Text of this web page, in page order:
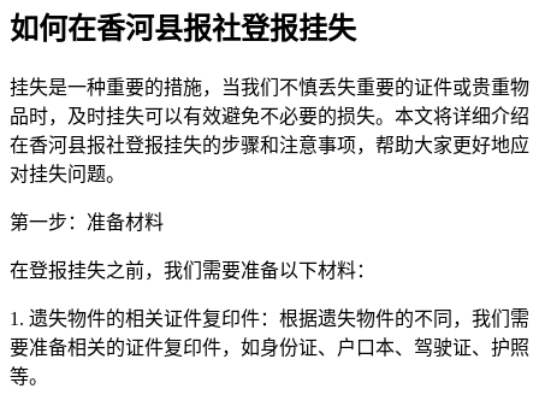
如何在香河县报社登报挂失
挂失是一种重要的措施，当我们不慎丢失重要的证件或贵重物
品时，及时挂失可以有效避免不必要的损失。本文将详细介绍
在香河县报社登报挂失的步骤和注意事项，帮助大家更好地应
对挂失问题。
第一步：准备材料
在登报挂失之前，我们需要准备以下材料：
1. 遗失物件的相关证件复印件：根据遗失物件的不同，我们需
要准备相关的证件复印件，如身份证、户口本、驾驶证、护照
等。